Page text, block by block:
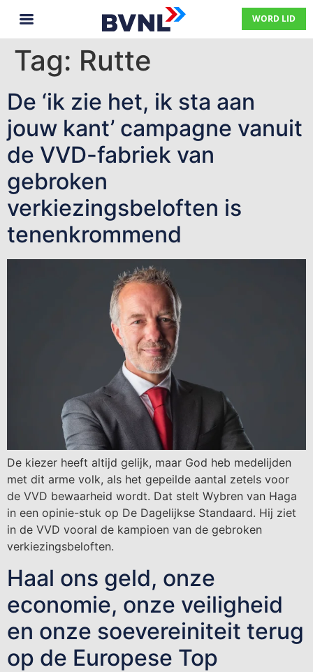
WORD LID
Tag: Rutte
De ‘ik zie het, ik sta aan
jouw kant’ campagne vanuit
de VVD-fabriek van
gebroken
verkiezingsbeloften is
tenenkrommend
De kiezer heeft altijd gelijk, maar God heb medelijden
met dit arme volk, als het gepeilde aantal zetels voor
de VVD bewaarheid wordt. Dat stelt Wybren van Haga
in een opinie-stuk op De Dagelijkse Standaard. Hij ziet
in de VVD vooral de kampioen van de gebroken
verkiezingsbeloften.
Haal ons geld, onze
economie, onze veiligheid
en onze soevereiniteit terug
op de Europese Top